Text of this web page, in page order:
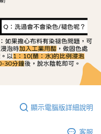
顯示電腦版詳細說明
客服